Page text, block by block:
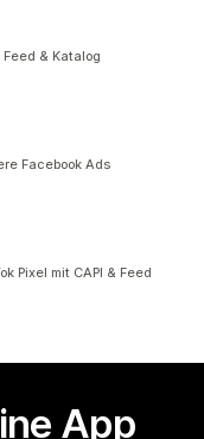
& Katalog
Facebook Ads
Pixel mit CAPI & Feed
App